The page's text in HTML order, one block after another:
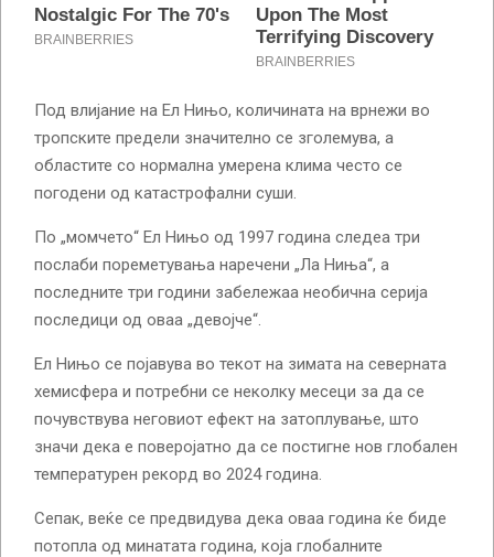
Под влијание на Ел Нињо, количината на врнежи во
тропските предели значително се зголемува, а
областите со нормална умерена клима често се
погодени од катастрофални суши.
По „момчето“ Ел Нињо од 1997 година следеа три
послаби пореметувања наречени „Ла Ниња“, а
последните три години забележаа необична серија
последици од оваа „девојче“.
Ел Нињо се појавува во текот на зимата на северната
хемисфера и потребни се неколку месеци за да се
почувствува неговиот ефект на затоплување, што
значи дека е поверојатно да се постигне нов глобален
температурен рекорд во 2024 година.
Сепак, веќе се предвидува дека оваа година ќе биде
потопла од минатата година, која глобалните